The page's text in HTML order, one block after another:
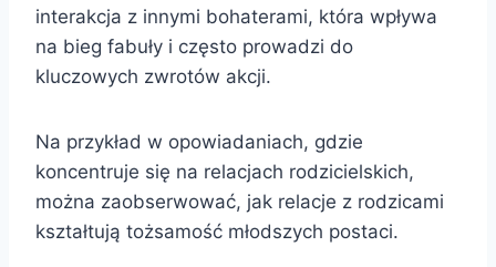
interakcja z innymi bohaterami, która wpływa
na bieg fabuły i często prowadzi do
kluczowych zwrotów akcji.
Na przykład w opowiadaniach, gdzie
koncentruje się na relacjach rodzicielskich,
można zaobserwować, jak relacje z rodzicami
kształtują tożsamość młodszych postaci.